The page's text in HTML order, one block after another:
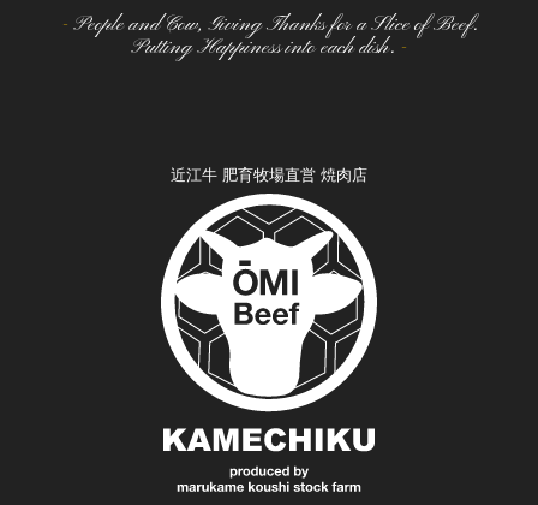
- People and Cow, Giving Thanks for a Slice of Beef.
Putting Happiness into each dish. -
近江牛 肥育牧場直営 焼肉店